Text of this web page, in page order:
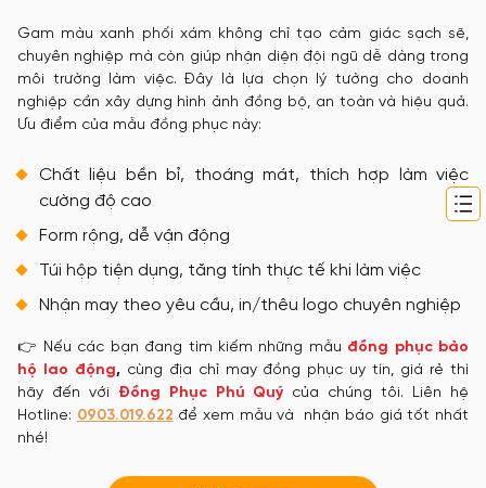
Gam màu xanh phối xám không chỉ tạo cảm giác sạch sẽ,
chuyên nghiệp mà còn giúp nhận diện đội ngũ dễ dàng trong
môi trường làm việc. Đây là lựa chọn lý tưởng cho doanh
nghiệp cần xây dựng hình ảnh đồng bộ, an toàn và hiệu quả.
Ưu điểm của mẫu đồng phục này:
Chất liệu bền bỉ, thoáng mát, thích hợp làm việc
cường độ cao
Form rộng, dễ vận động
Túi hộp tiện dụng, tăng tính thực tế khi làm việc
Nhận may theo yêu cầu, in/thêu logo chuyên nghiệp
👉 Nếu các bạn đang tìm kiếm những mẫu đồng phục bảo
hộ lao động, cùng địa chỉ may đồng phục uy tín, giá rẻ thì
hãy đến với Đồng Phục Phú Quý của chúng tôi. Liên hệ
Hotline: 0903.019.622 để xem mẫu và nhận báo giá tốt nhất
nhé!